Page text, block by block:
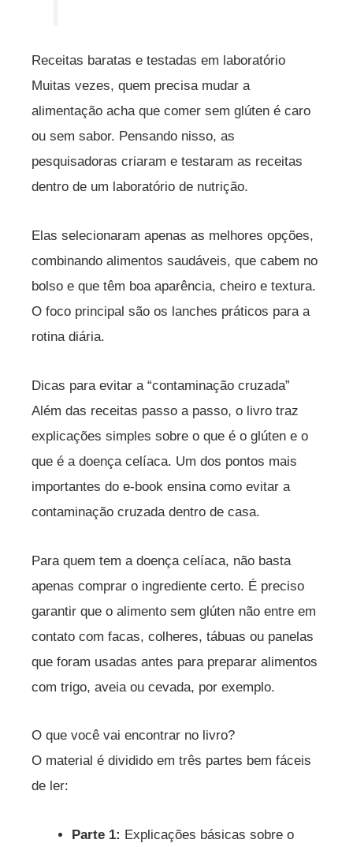
Receitas baratas e testadas em laboratório
Muitas vezes, quem precisa mudar a
alimentação acha que comer sem glúten é caro
ou sem sabor. Pensando nisso, as
pesquisadoras criaram e testaram as receitas
dentro de um laboratório de nutrição.
Elas selecionaram apenas as melhores opções,
combinando alimentos saudáveis, que cabem no
bolso e que têm boa aparência, cheiro e textura.
O foco principal são os lanches práticos para a
rotina diária.
Dicas para evitar a “contaminação cruzada”
Além das receitas passo a passo, o livro traz
explicações simples sobre o que é o glúten e o
que é a doença celíaca. Um dos pontos mais
importantes do e-book ensina como evitar a
contaminação cruzada dentro de casa.
Para quem tem a doença celíaca, não basta
apenas comprar o ingrediente certo. É preciso
garantir que o alimento sem glúten não entre em
contato com facas, colheres, tábuas ou panelas
que foram usadas antes para preparar alimentos
com trigo, aveia ou cevada, por exemplo.
O que você vai encontrar no livro?
O material é dividido em três partes bem fáceis
de ler:
Parte 1: Explicações básicas sobre o